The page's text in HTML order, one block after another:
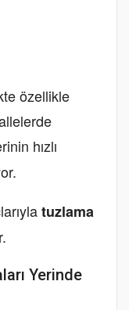
özellikle
hızlı
tuzlama
Yerinde